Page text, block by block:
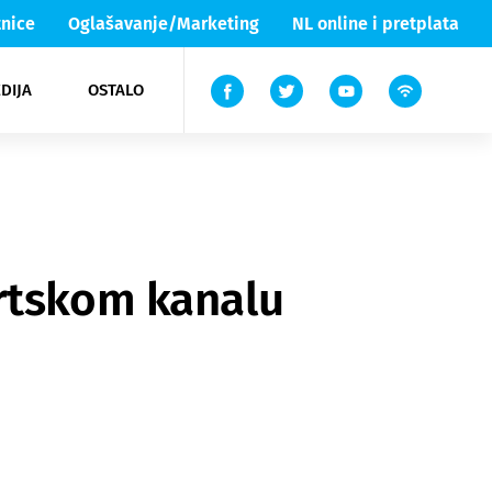
Oglašavanje/Marketing NL online i pretplata
OSTALO
Lika & Senj
TV
kanalu